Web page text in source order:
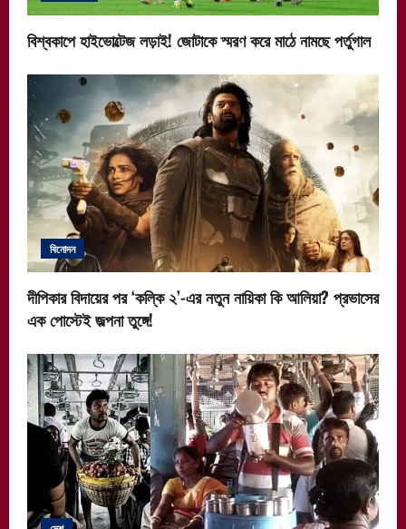
বিশ্বকাপে হাইভোল্টেজ লড়াই! জোটাকে স্মরণ করে মাঠে নামছে পর্তুগাল
বিনোদন
দীপিকার বিদায়ের পর ‘কল্কি ২’-এর নতুন নায়িকা কি আলিয়া? প্রভাসের
এক পোস্টেই জল্পনা তুঙ্গে!